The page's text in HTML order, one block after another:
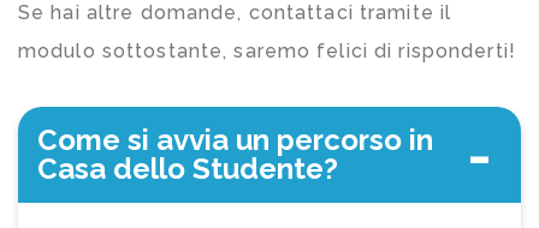
Se hai altre domande, contattaci tramite il
modulo sottostante, saremo felici di risponderti!
Come si avvia un percorso in
Casa dello Studente?